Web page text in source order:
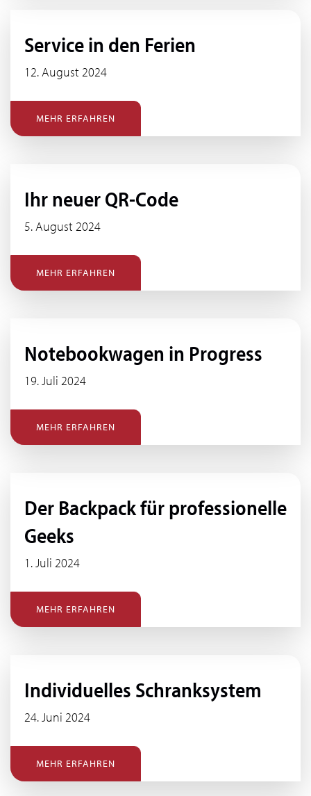
Service in den Ferien
12. August 2024
MEHR ERFAHREN
Ihr neuer QR-Code
5. August 2024
MEHR ERFAHREN
Notebookwagen in Progress
19. Juli 2024
MEHR ERFAHREN
Der Backpack für professionelle
Geeks
1. Juli 2024
MEHR ERFAHREN
Individuelles Schranksystem
24. Juni 2024
MEHR ERFAHREN